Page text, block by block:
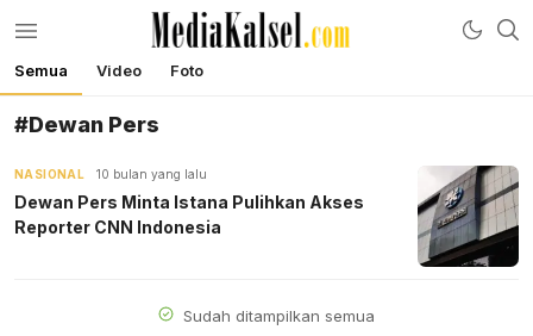
mediakalsel.com
Berita Update Banua
Semua Video Foto
#Dewan Pers
NASIONAL 10 bulan yang lalu
Dewan Pers Minta Istana Pulihkan Akses
Reporter CNN Indonesia
Sudah ditampilkan semua